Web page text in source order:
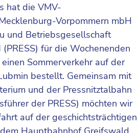
hat die VMV-
Vorpommern mbH
und Betriebsgesellschaft
für die Wochenenden
Sommerverkehr auf der
bestellt. Gemeinsam mit
und der Pressnitztalbahn
der PRESS) möchten wir
auf der geschichtsträchtigen